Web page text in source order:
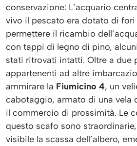
conservazione: L’acquario
vivo il pescato era dotato di
permettere il ricambio
con tappi di legno di pino,
stati ritrovati intatti. Oltre a due
appartenenti ad altre
ammirare la Fiumicino 4, un
cabotaggio, armato di una vela
il commercio di prossimità. Le
questo scafo sono
visibile la scassa dell’albero,